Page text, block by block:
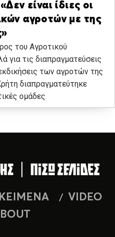
είναι ίδιες οι
αγροτών με της
του Αγροτικού
για τις διαπραγματεύσεις
των αγροτών της
διαπραγματεύτηκε
ομάδες
ΚΕΙΜΕΝΑ
VIDEO